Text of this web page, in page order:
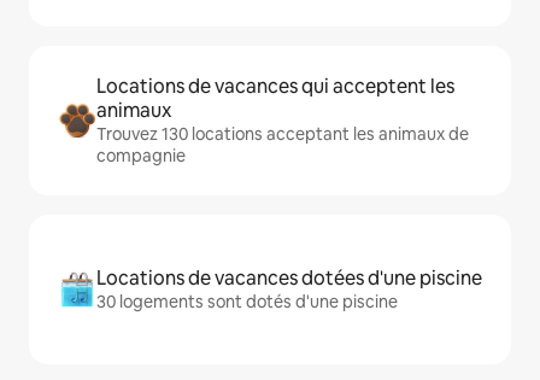
Locations de vacances qui acceptent les
animaux
Trouvez 130 locations acceptant les animaux de
compagnie
Locations de vacances dotées d'une piscine
30 logements sont dotés d'une piscine